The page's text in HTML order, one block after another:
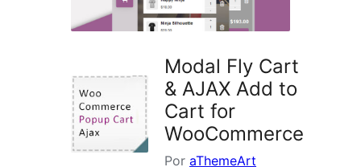
Modal Fly Cart
& AJAX Add to
Cart for
WooCommerce
Por aThemeArt